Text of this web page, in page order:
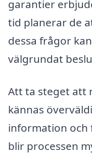
garantier
tid planerar de
dessa frågor
välgrundat
Att ta steget att
kännas
information och
blir processen